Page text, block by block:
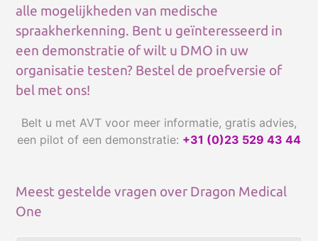
alle mogelijkheden van medische
spraakherkenning. Bent u geïnteresseerd in
een demonstratie of wilt u DMO in uw
organisatie testen? Bestel de proefversie of
bel met ons!
Belt u met AVT voor meer informatie, gratis advies,
een pilot of een demonstratie: +31 (0)23 529 43 44
Meest gestelde vragen over Dragon Medical
One